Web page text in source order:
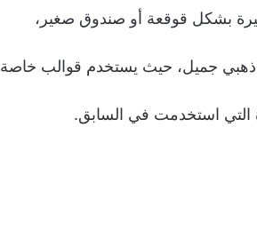
بشكل قوقعة أو صندوق صغير،
ذهبي جميل، حيث يستخدم قوالب خاصة
التي استخدمت في السابق.